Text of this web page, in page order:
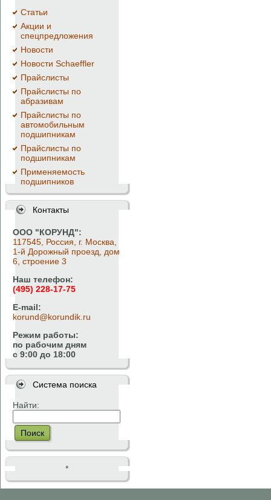
Cтатьи
Акции и
спецпредложения
Новости
Новости Schaeffler
Прайслисты
Прайслисты по
абразивам
Прайслисты по
автомобильным
подшипникам
Прайслисты по
подшипникам
Применяемость
подшипников
Контакты
ООО "КОРУНД":
117545, Россия, г. Москва,
1-й Дорожный проезд, дом
6, строение 3
Наш телефон:
(495) 228-17-75
E-mail:
korund@korundik.ru
Режим работы:
по рабочим дням
с 9:00 до 18:00
Система поиска
Найти:
Поиск
*